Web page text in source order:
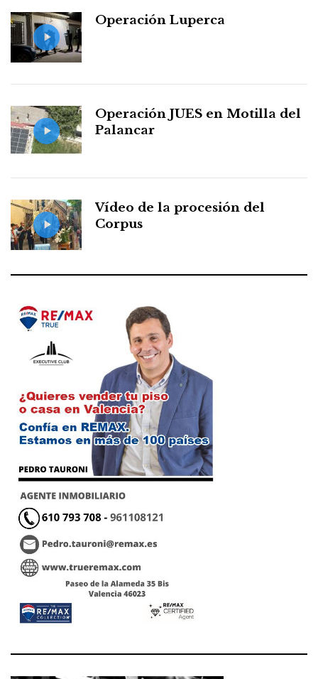
Operación Luperca
Operación JUES en Motilla del
Palancar
Vídeo de la procesión del
Corpus